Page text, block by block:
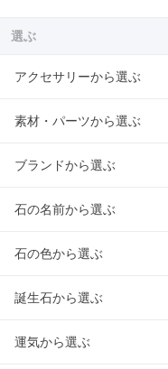
選ぶ
アクセサリーから選ぶ
素材・パーツから選ぶ
ブランドから選ぶ
石の名前から選ぶ
石の色から選ぶ
誕生石から選ぶ
運気から選ぶ